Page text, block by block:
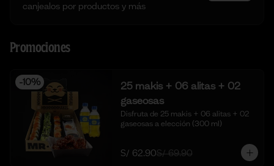
canjealos por productos y más
Promociones
-10%
25 makis + 06 alitas + 02
gaseosas
Disfruta de 25 makis + 06 alitas + 02
gaseosas a elección (300 ml)
S/ 62.90S/ 69.90